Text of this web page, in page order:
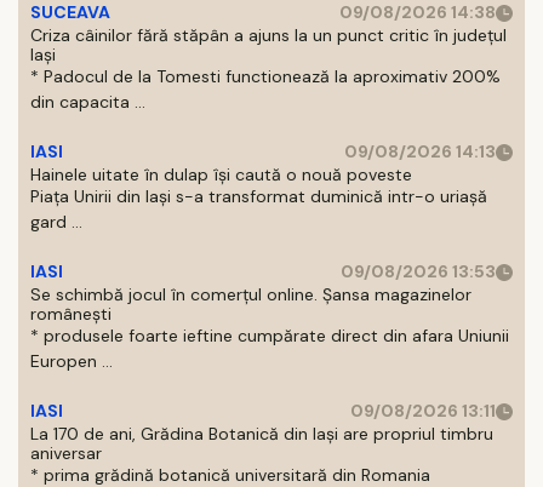
SUCEAVA
09/08/2026 14:38
Criza câinilor fără stăpân a ajuns la un punct critic în județul
Iași
* Padocul de la Tomesti functionează la aproximativ 200%
din capacita ...
IASI
09/08/2026 14:13
Hainele uitate în dulap îşi caută o nouă poveste
Piaţa Unirii din Iaşi s-a transformat duminică intr-o uriaşă
gard ...
IASI
09/08/2026 13:53
Se schimbă jocul în comerțul online. Șansa magazinelor
românești
* produsele foarte ieftine cumpărate direct din afara Uniunii
Europen ...
IASI
09/08/2026 13:11
La 170 de ani, Grădina Botanică din Iași are propriul timbru
aniversar
* prima grădină botanică universitară din Romania